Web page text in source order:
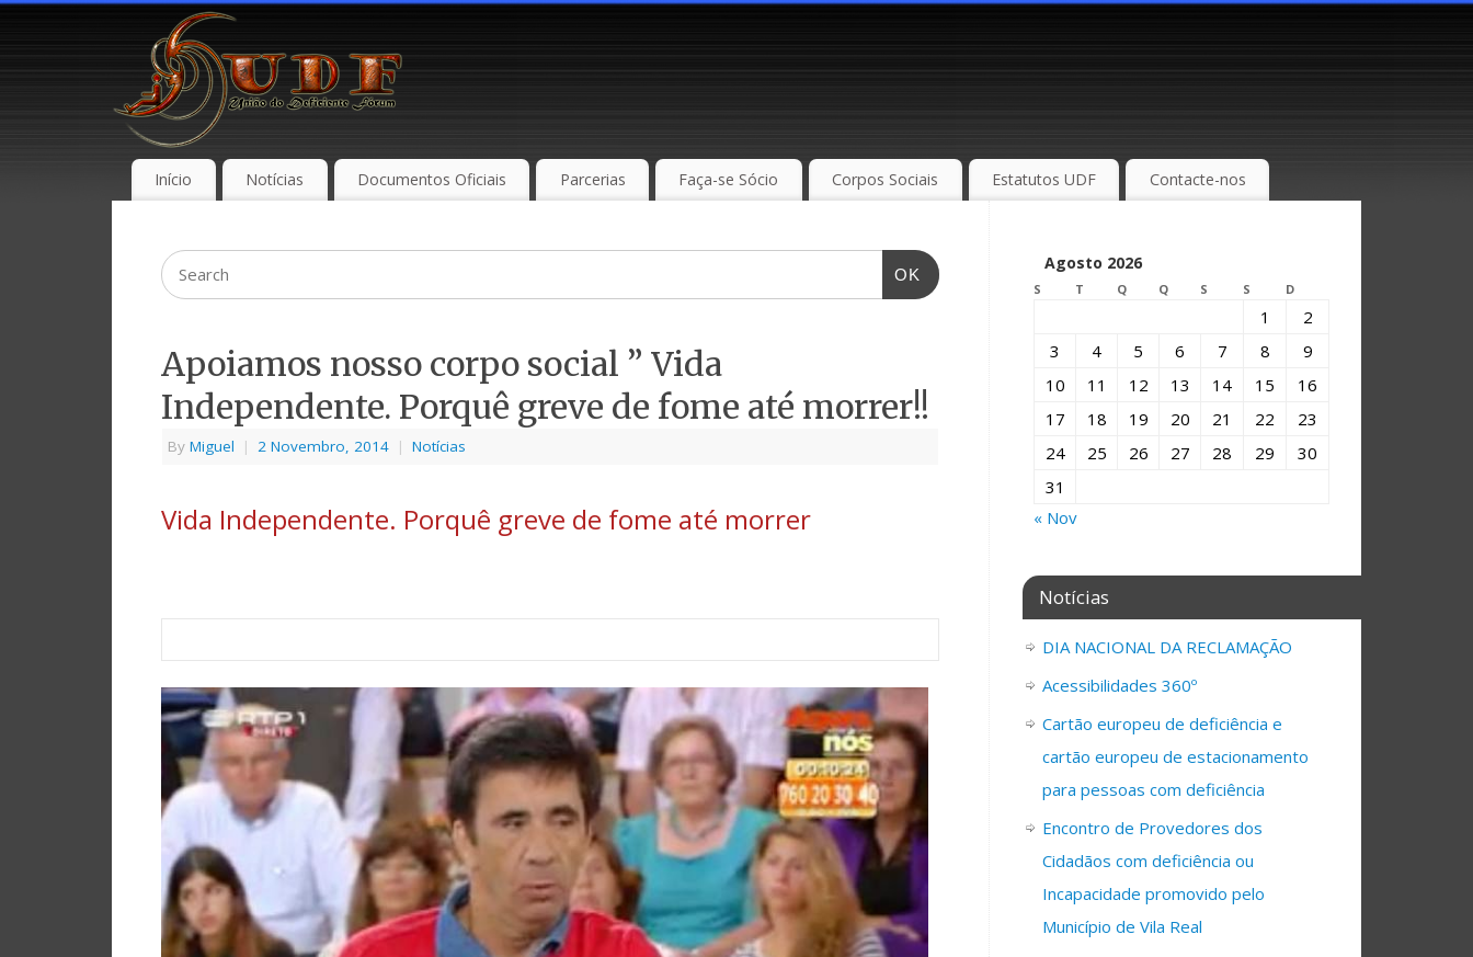
Início Notícias Documentos Oficiais Parcerias Faça-se Sócio Corpos Sociais Estatutos UDF Contacte-nos
OK
Apoiamos nosso corpo social ” Vida
Independente. Porquê greve de fome até morrer!!
By Miguel | 2 Novembro, 2014 | Notícias
Vida Independente. Porquê greve de fome até morrer
Agosto 2026
S T Q Q S S D
1
2
3
4 5 6 7 8
9
10
11 12 13 14 15
16
17
18 19 20 21 22
23
24
25 26 27 28 29
30
31
« Nov
Notícias
DIA NACIONAL DA RECLAMAÇÃO
Acessibilidades 360º
Cartão europeu de deficiência e
cartão europeu de estacionamento
para pessoas com deficiência
Encontro de Provedores dos
Cidadãos com deficiência ou
Incapacidade promovido pelo
Município de Vila Real